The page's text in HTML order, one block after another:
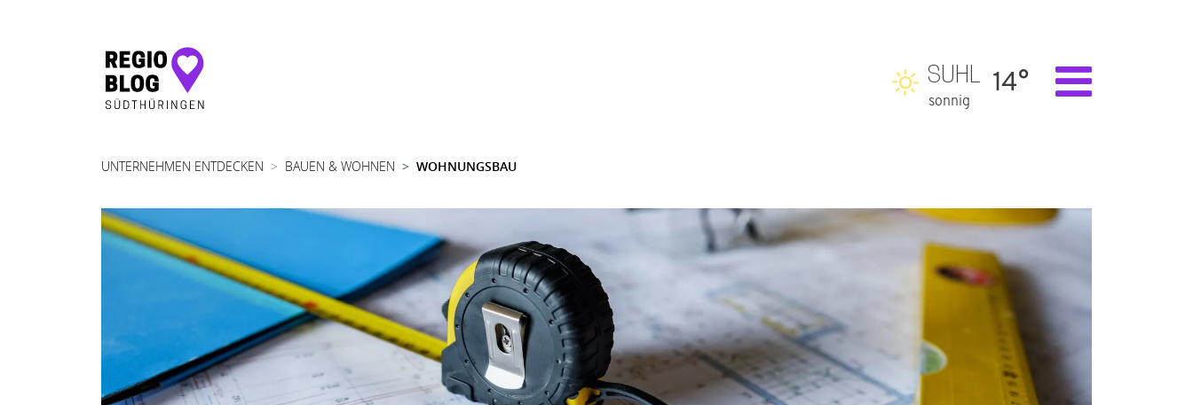
Hauptnavigation
SUHL
sonnig
14°
UNTERNEHMEN ENTDECKEN BAUEN & WOHNEN WOHNUNGSBAU